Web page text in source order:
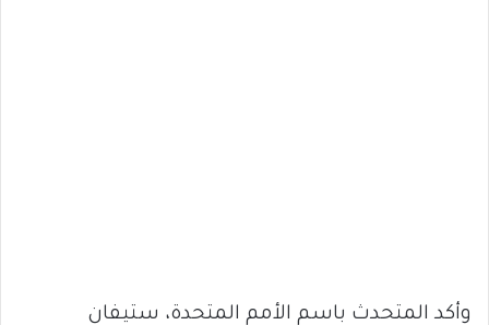
وأكد المتحدث باسم الأمم المتحدة، ستيفان